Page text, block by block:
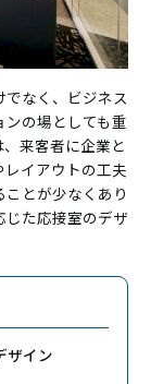
なく、ビジネス
の場としても重
来客者に企業と
イアウトの工夫
とが少なくあり
じた応接室のデザ
ザイン